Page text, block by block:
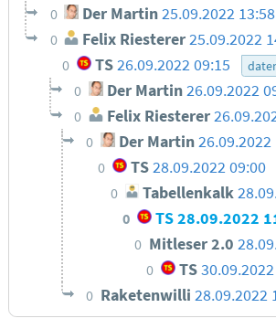
0 Der Martin25.09.2022 13:58
0 Felix Riesterer25.09.2022
0 TS 26.09.2022 09:15
0 Der Martin26.09.2022
0 Felix Riesterer
0 Der Martin26.09.2022
0 TS28.09.2022 09:00
0 Tabellenkalk
0 TS 28.09.2022
0 Mitleser 2.0
0 TS
0 Raketenwilli28.09.2022